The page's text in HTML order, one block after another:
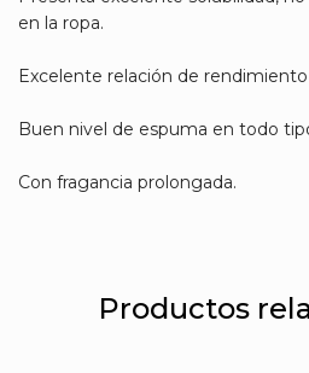
en la ropa.
Excelente relación de rendimiento
Buen nivel de espuma en todo
Con fragancia prolongada.
Productos